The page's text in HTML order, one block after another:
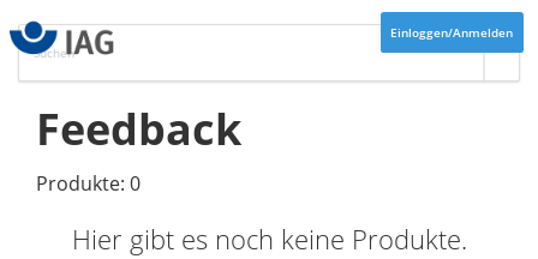
Einloggen/Anmelden
Feedback
Produkte: 0
Hier gibt es noch keine Produkte.